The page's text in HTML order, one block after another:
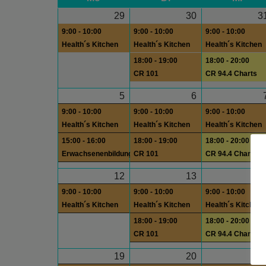
29
9:00 - 10:00
Health´s Kitchen
30
9:00 - 10:00
Health´s Kitchen
18:00 - 19:00
CR 101
9:00 - 10:00
Health´s Kitchen
18:00 - 20:00
CR 94.4 Charts
5
9:00 - 10:00
Health´s Kitchen
15:00 - 16:00
Erwachsenenbildung
6
9:00 - 10:00
Health´s Kitchen
18:00 - 19:00
CR 101
9:00 - 10:00
Health´s Kitchen
18:00 - 20:00
CR 94.4 Charts
12
9:00 - 10:00
Health´s Kitchen
13
9:00 - 10:00
Health´s Kitchen
18:00 - 19:00
CR 101
9:00 - 10:00
Health´s Kitchen
18:00 - 20:00
CR 94.4 Charts
19 20